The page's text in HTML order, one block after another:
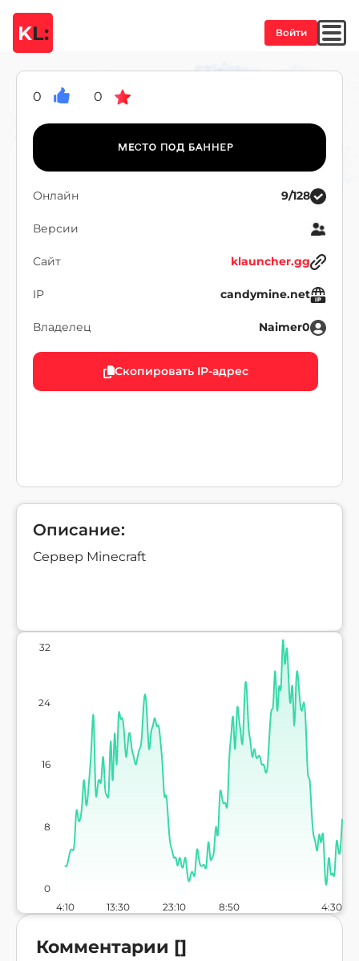
KL: Войти
0 0
Онлайн 9/128
Версии
Сайт klauncher.gg
IP candymine.net
Владелец Naimer0
Скопировать IP-адрес
Описание:
Сервер Minecraft
4:10 13:30 23:10 8:50 4:30
0
8
16
24
32
Комментарии []